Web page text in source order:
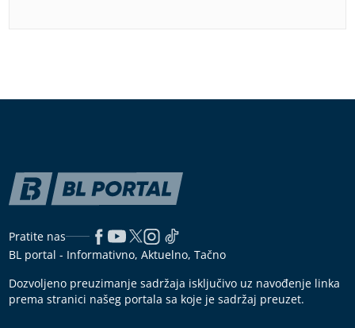
Pratite nas
BL portal - Informativno, Aktuelno, Tačno
Dozvoljeno preuzimanje sadržaja isključivo uz navođenje linka
prema stranici našeg portala sa koje je sadržaj preuzet.